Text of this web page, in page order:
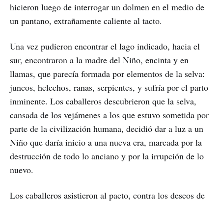
hicieron luego de interrogar un dolmen en el medio de
un pantano, extrañamente caliente al tacto.
Una vez pudieron encontrar el lago indicado, hacia el
sur, encontraron a la madre del Niño, encinta y en
llamas, que parecía formada por elementos de la selva:
juncos, helechos, ranas, serpientes, y sufría por el parto
inminente. Los caballeros descubrieron que la selva,
cansada de los vejámenes a los que estuvo sometida por
parte de la civilización humana, decidió dar a luz a un
Niño que daría inicio a una nueva era, marcada por la
destrucción de todo lo anciano y por la irrupción de lo
nuevo.
Los caballeros asistieron al pacto, contra los deseos de